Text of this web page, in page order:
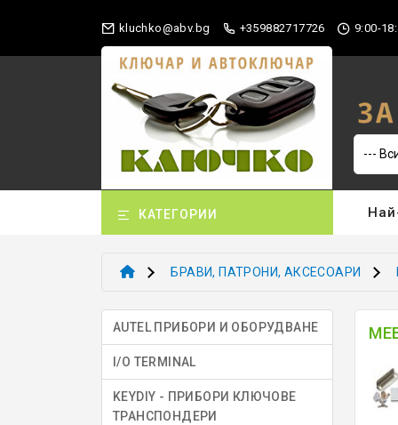
gb.vba@okhculk +359882717726 9:00-
КАТЕГОРИИ
БРАВИ, ПАТРОНИ, АКСЕСОАРИ
AUTEL ПРИБОРИ И ОБОРУДВАНЕ
I/O TERMINAL
KEYDIY - ПРИБОРИ КЛЮЧОВЕ
ТРАНСПОНДЕРИ